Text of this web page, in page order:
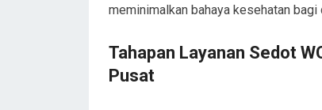
meminimalkan bahaya kesehatan
Tahapan Layanan Sedot
Pusat